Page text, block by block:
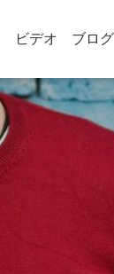
ビデオ ブログ